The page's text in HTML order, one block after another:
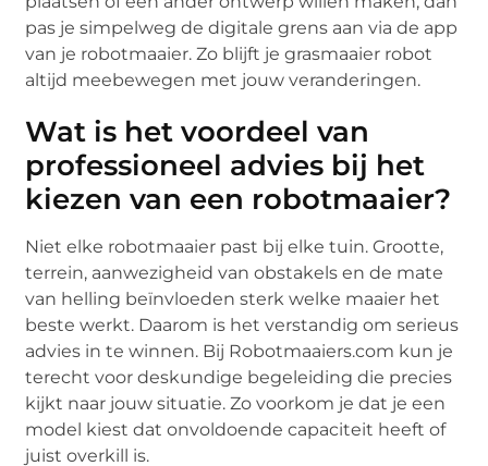
pas je simpelweg de digitale grens aan via de app
van je robotmaaier. Zo blijft je grasmaaier robot
altijd meebewegen met jouw veranderingen.
Wat is het voordeel van
professioneel advies bij het
kiezen van een robotmaaier?
Niet elke robotmaaier past bij elke tuin. Grootte,
terrein, aanwezigheid van obstakels en de mate
van helling beïnvloeden sterk welke maaier het
beste werkt. Daarom is het verstandig om serieus
advies in te winnen. Bij Robotmaaiers.com kun je
terecht voor deskundige begeleiding die precies
kijkt naar jouw situatie. Zo voorkom je dat je een
model kiest dat onvoldoende capaciteit heeft of
juist overkill is.